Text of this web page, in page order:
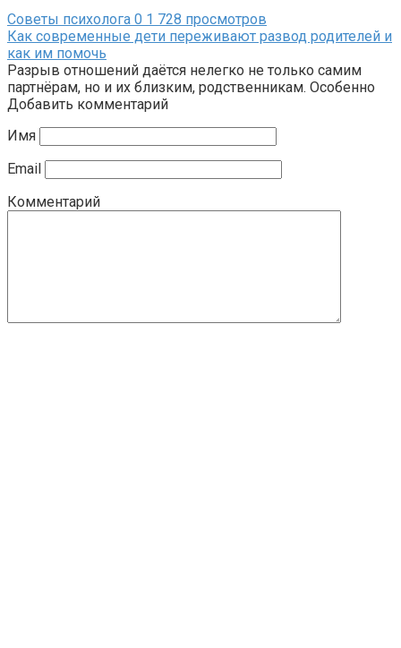
Советы психолога 0 1 728 просмотров
Как современные дети переживают развод родителей и
как им помочь
Разрыв отношений даётся нелегко не только самим
партнёрам, но и их близким, родственникам. Особенно
Добавить комментарий
Имя
Email
Комментарий